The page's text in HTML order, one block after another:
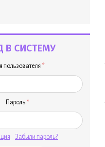
В СИСТЕМУ
пользователя *
Пароль *
Забыли пароль?